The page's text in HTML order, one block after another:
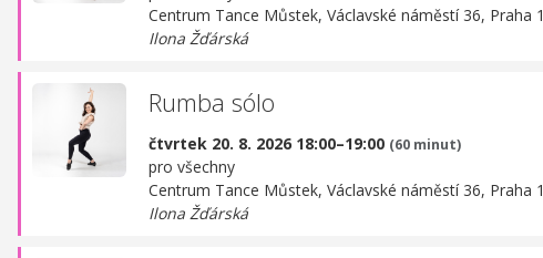
Centrum Tance Můstek, Václavské náměstí 36, Praha 1
Ilona Žďárská
Rumba sólo
čtvrtek 20. 8. 2026 18:00–19:00 (60 minut)
pro všechny
Centrum Tance Můstek, Václavské náměstí 36, Praha 1
Ilona Žďárská